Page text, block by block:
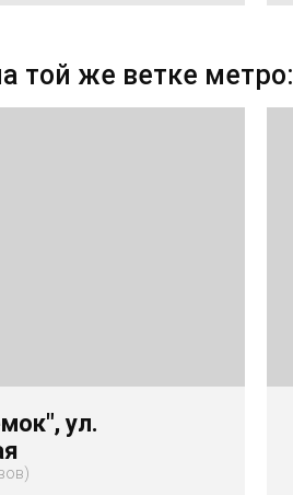
той же ветке метро:
ул.